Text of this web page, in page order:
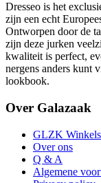
Dresseo is het
zijn een echt
Ontworpen door de
zijn deze jurken
kwaliteit is perfect,
nergens anders kunt
lookbook.
Over Galazaak
GLZK Winkels
Over ons
Q & A
Algemene